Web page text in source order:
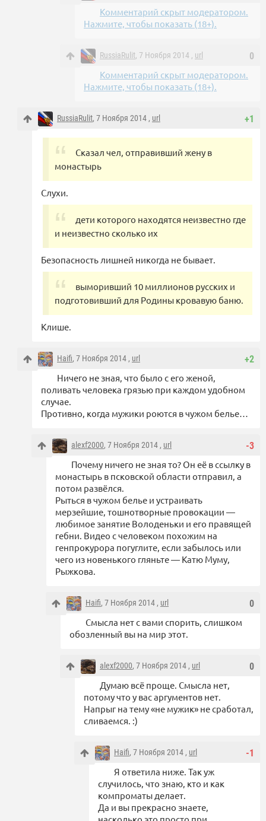
Комментарий скрыт модератором.
Нажмите, чтобы показать (18+).
0
RussiaRulit, 7 Ноября 2014 , url
Комментарий скрыт модератором.
Нажмите, чтобы показать (18+).
+1
RussiaRulit, 7 Ноября 2014 , url
Сказал чел, отправивший жену в
монастырь
Слухи.
дети которого находятся неизвестно где
и неизвестно сколько их
Безопасность лишней никогда не бывает.
выморивший 10 миллионов русских и
подготовивший для Родины кровавую баню.
Клише.
+2
Haifi, 7 Ноября 2014 , url
Ничего не зная, что было с его женой,
поливать человека грязью при каждом удобном
случае.
Противно, когда мужики роются в чужом белье…
-3
alexf2000, 7 Ноября 2014 , url
Почему ничего не зная то? Он её в ссылку в
монастырь в псковской области отправил, а
потом развёлся.
Рыться в чужом белье и устраивать
мерзейшие, тошнотворные провокации —
любимое занятие Володеньки и его правящей
гебни. Видео с человеком похожим на
генпрокурора погуглите, если забылось или
чего из новенького гляньте — Катю Муму,
Рыжкова.
0
Haifi, 7 Ноября 2014 , url
Смысла нет с вами спорить, слишком
обозленный вы на мир этот.
0
alexf2000, 7 Ноября 2014 , url
Думаю всё проще. Смысла нет,
потому что у вас аргументов нет.
Напрыг на тему «не мужик» не сработал,
сливаемся. :)
-1
Haifi, 7 Ноября 2014 , url
Я ответила ниже. Так уж
случилось, что знаю, кто и как
компроматы делает.
Да и вы прекрасно знаете,